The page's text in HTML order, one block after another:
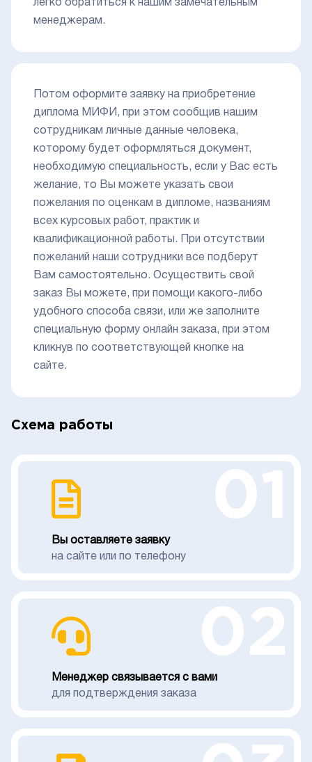
легко обратиться к нашим замечательным
менеджерам.
Потом оформите заявку на приобретение
диплома МИФИ, при этом сообщив нашим
сотрудникам личные данные человека,
которому будет оформляться документ,
необходимую специальность, если у Вас есть
желание, то Вы можете указать свои
пожелания по оценкам в дипломе, названиям
всех курсовых работ, практик и
квалификационной работы. При отсутствии
пожеланий наши сотрудники все подберут
Вам самостоятельно. Осуществить свой
заказ Вы можете, при помощи какого-либо
удобного способа связи, или же заполните
специальную форму онлайн заказа, при этом
кликнув по соответствующей кнопке на
сайте.
Схема работы
Вы оставляете заявку
на сайте или по телефону
Менеджер связывается с вами
для подтверждения заказа